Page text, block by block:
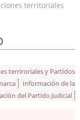
territoriales
terriroriales y Partidos
Información de la
del Partido Judicial